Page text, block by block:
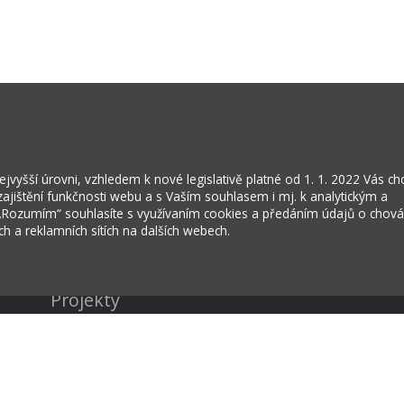
úrovni, vzhledem k nové legislativě platné od 1. 1. 2022 Vás
funkčnosti webu a s Vaším souhlasem i mj. k analytickým a
souhlasíte s využívaním cookies a předáním údajů o
a reklamních sítích na dalších webech.
Projekty